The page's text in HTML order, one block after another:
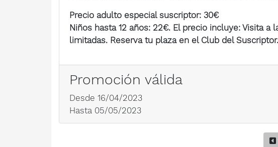
Precio adulto especial suscriptor: 30€
Niños hasta 12 años: 22€. El precio incluye: Visita a
limitadas. Reserva tu plaza en el Club del Suscriptor.
Promoción válida
Desde 16/04/2023
Hasta 05/05/2023